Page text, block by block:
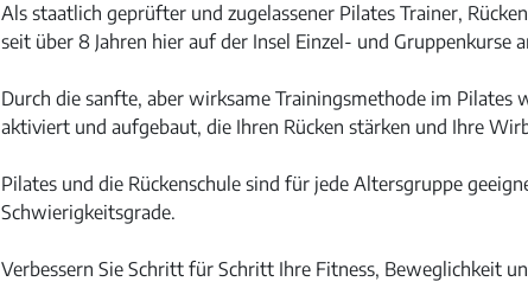
Als staatlich geprüfter und zugelassener Pilates Trainer,
seit über 8 Jahren hier auf der Insel Einzel- und Gruppenkurse
Durch die sanfte, aber wirksame Trainingsmethode im Pilates
aktiviert und aufgebaut, die Ihren Rücken stärken und Ihre
Pilates und die Rückenschule sind für jede Altersgruppe
Schwierigkeitsgrade.
Verbessern Sie Schritt für Schritt Ihre Fitness, Beweglichkeit